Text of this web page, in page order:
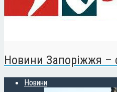
Новини Запоріжжя –
Новини